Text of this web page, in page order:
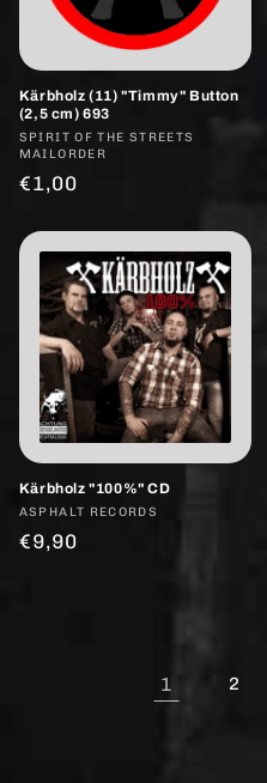
Kärbholz (11) "Timmy" Button
(2,5 cm) 693
Anbieter:
SPIRIT OF THE STREETS
MAILORDER
Normaler
€1,00
Kärbholz "100%" CD
Anbieter:
ASPHALT RECORDS
Normaler
€9,90
1 2